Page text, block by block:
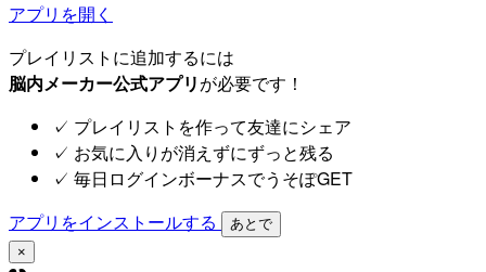
アプリを開く
プレイリストに追加するには
脳内メーカー公式アプリが必要です！
✓ プレイリストを作って友達にシェア
✓ お気に入りが消えずにずっと残る
✓ 毎日ログインボーナスでうそぽGET
アプリをインストールする
あとで
×